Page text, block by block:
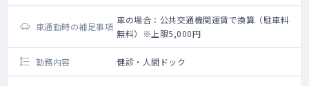
車通勤時の補足事項
車の場合：公共交通機関運賃で換算（駐車料
無料）※上限5,000円
勤務内容 健診・人間ドック